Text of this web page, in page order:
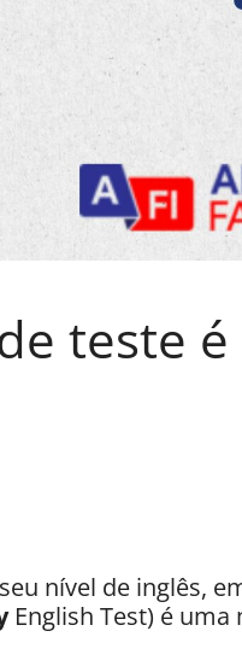
teste é
nível de inglês,
English Test) é